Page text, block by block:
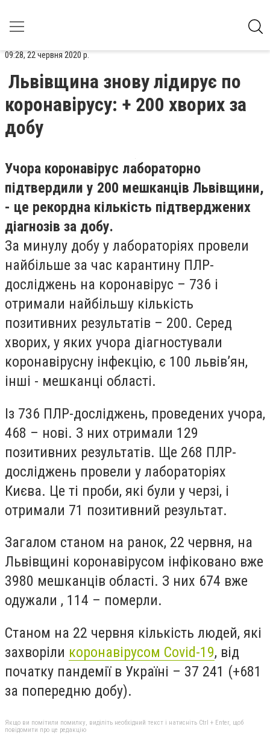
09:28, 22 червня 2020 р.
Львівщина знову лідирує по
коронавірусу: + 200 хворих за
добу
Учора коронавірус лабораторно
підтвердили у 200 мешканців Львівщини,
- це рекордна кількість підтверджених
діагнозів за добу.
За минулу добу у лабораторіях провели
найбільше за час карантину ПЛР-
досліджень на коронавірус – 736 і
отримали найбільшу кількість
позитивних результатів – 200. Серед
хворих, у яких учора діагностували
коронавірусну інфекцію, є 100 львів’ян,
інші - мешканці області.
Із 736 ПЛР-досліджень, проведених учора,
468 – нові. З них отримали 129
позитивних результатів. Ще 268 ПЛР-
досліджень провели у лабораторіях
Києва. Це ті проби, які були у черзі, і
отримали 71 позитивний результат.
Загалом станом на ранок, 22 червня, на
Львівщині коронавірусом інфіковано вже
3980 мешканців області. З них 674 вже
одужали , 114 – померли.
Станом на 22 червня кількість людей, які
захворіли коронавірусом Covid-19, від
початку пандемії в Україні – 37 241 (+681
за попередню добу).
Якщо ви помітили помилку, виділіть необхідний текст і натисніть Ctrl + Enter, щоб
повідомити про це редакцію